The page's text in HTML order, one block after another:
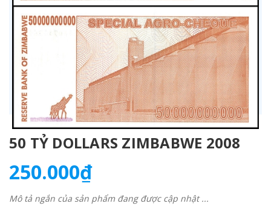
50 TỶ DOLLARS ZIMBABWE 2008
250.000₫
Mô tả ngắn của sản phẩm đang được cập nhật ...